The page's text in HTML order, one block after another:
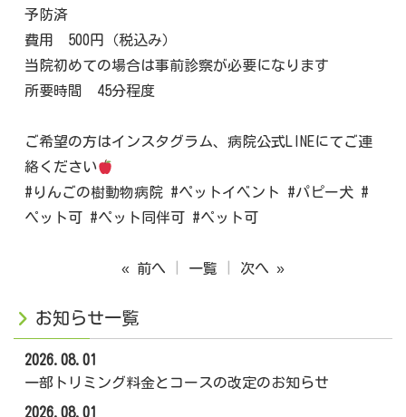
予防済
費用 500円（税込み）
当院初めての場合は事前診察が必要になります
所要時間 45分程度
ご希望の方はインスタグラム、病院公式LINEにてご連
絡ください
#りんごの樹動物病院 #ペットイベント #パピー犬 #
ペット可 #ペット同伴可 #ペット可
« 前へ 一覧 次へ »
お知らせ一覧
2026.08.01
一部トリミング料金とコースの改定のお知らせ
2026.08.01